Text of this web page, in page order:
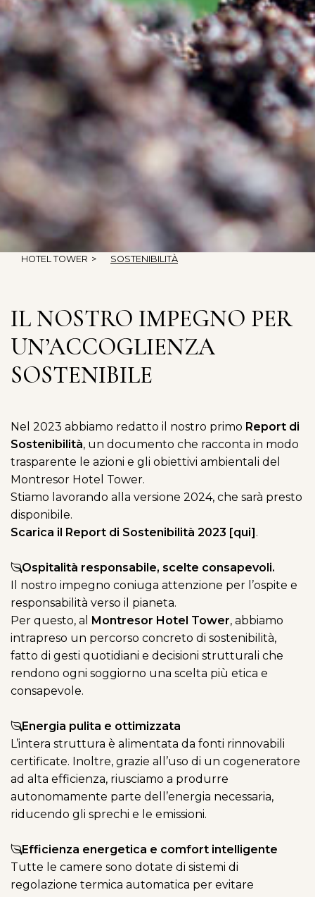
HOTEL TOWER > SOSTENIBILITÀ
IL NOSTRO IMPEGNO PER
UN’ACCOGLIENZA
SOSTENIBILE
Nel 2023 abbiamo redatto il nostro primo Report di
Sostenibilità, un documento che racconta in modo
trasparente le azioni e gli obiettivi ambientali del
Montresor Hotel Tower.
Stiamo lavorando alla versione 2024, che sarà presto
disponibile.
Scarica il Report di Sostenibilità 2023 [qui].
Ospitalità responsabile, scelte consapevoli.
Il nostro impegno coniuga attenzione per l’ospite e
responsabilità verso il pianeta.
Per questo, al Montresor Hotel Tower, abbiamo
intrapreso un percorso concreto di sostenibilità,
fatto di gesti quotidiani e decisioni strutturali che
rendono ogni soggiorno una scelta più etica e
consapevole.
Energia pulita e ottimizzata
L’intera struttura è alimentata da fonti rinnovabili
certificate. Inoltre, grazie all’uso di un cogeneratore
ad alta efficienza, riusciamo a produrre
autonomamente parte dell’energia necessaria,
riducendo gli sprechi e le emissioni.
Efficienza energetica e comfort intelligente
Tutte le camere sono dotate di sistemi di
regolazione termica automatica per evitare